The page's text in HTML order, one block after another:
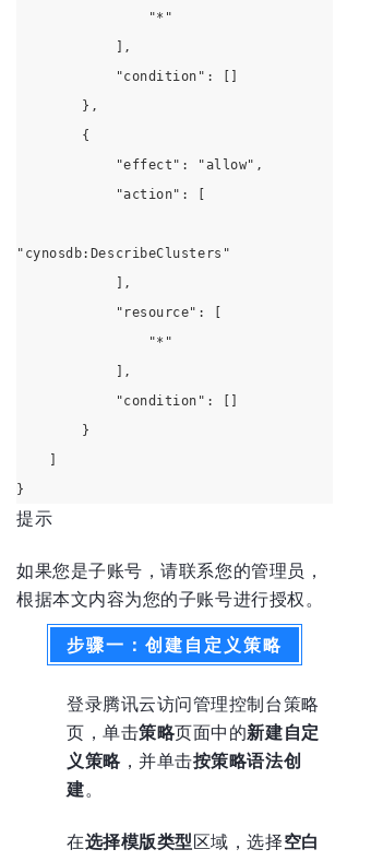
                "*"
            ],
            "condition": []
        },
        {
            "effect": "allow",
            "action": [
"cynosdb:DescribeClusters"
            ],
            "resource": [
                "*"
            ],
            "condition": []
        }
}
提示
如果您是子账号，请联系您的管理员，
根据本文内容为您的子账号进行授权。
步骤一：创建自定义策略
登录腾讯云访问管理控制台策略
页 ，单击策略页面中的新建自定
义策略，并单击按策略语法创
建。
在选择模版类型区域，选择空白